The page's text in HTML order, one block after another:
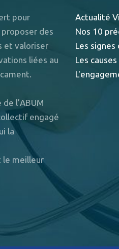
pour
proposer des
et valoriser
liées au
l’ABUM
engagé
la
le meilleur
Actualité
Nos 10
Les
Les